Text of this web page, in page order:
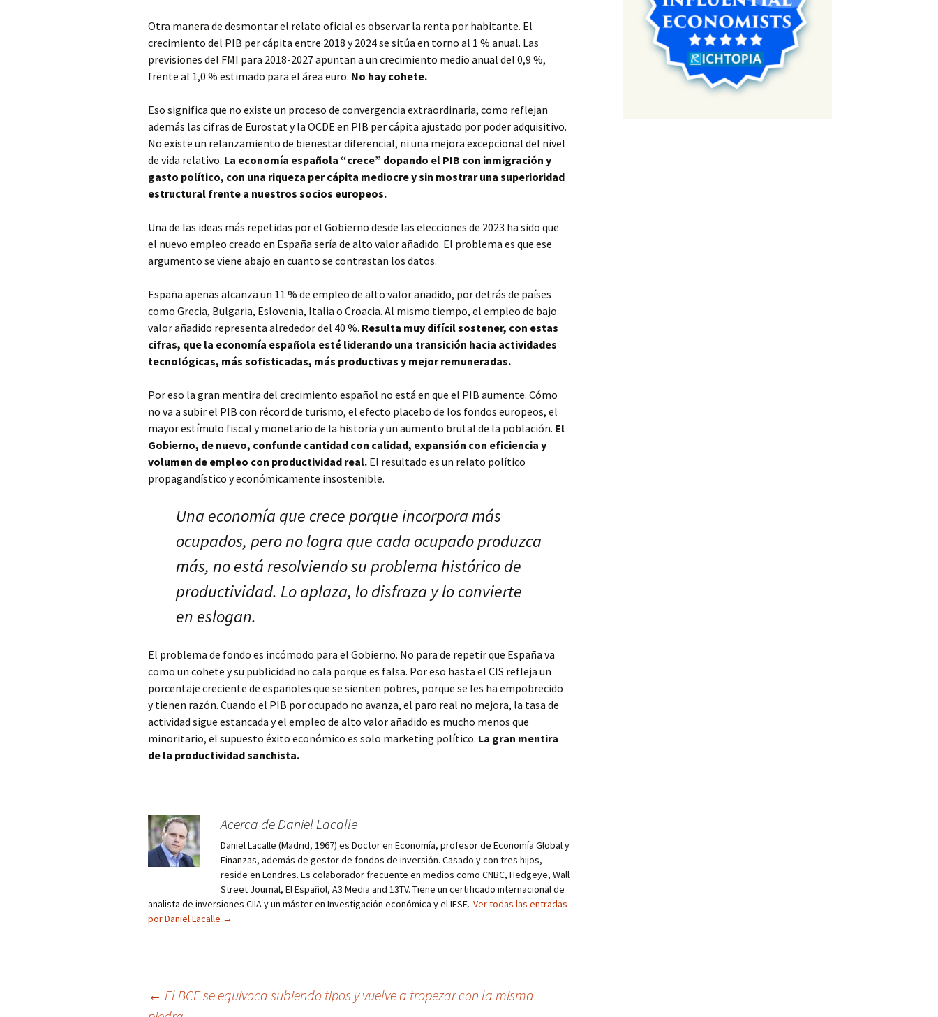
Otra manera de desmontar el relato oficial es observar la renta por habitante. El
crecimiento del PIB per cápita entre 2018 y 2024 se sitúa en torno al 1 % anual. Las
previsiones del FMI para 2018-2027 apuntan a un crecimiento medio anual del 0,9 %,
frente al 1,0 % estimado para el área euro. No hay cohete.
Eso significa que no existe un proceso de convergencia extraordinaria, como reflejan
además las cifras de Eurostat y la OCDE en PIB per cápita ajustado por poder adquisitivo.
No existe un relanzamiento de bienestar diferencial, ni una mejora excepcional del nivel
de vida relativo. La economía española “crece” dopando el PIB con inmigración y
gasto político, con una riqueza per cápita mediocre y sin mostrar una superioridad
estructural frente a nuestros socios europeos.
Una de las ideas más repetidas por el Gobierno desde las elecciones de 2023 ha sido que
el nuevo empleo creado en España sería de alto valor añadido. El problema es que ese
argumento se viene abajo en cuanto se contrastan los datos.
España apenas alcanza un 11 % de empleo de alto valor añadido, por detrás de países
como Grecia, Bulgaria, Eslovenia, Italia o Croacia. Al mismo tiempo, el empleo de bajo
valor añadido representa alrededor del 40 %. Resulta muy difícil sostener, con estas
cifras, que la economía española esté liderando una transición hacia actividades
tecnológicas, más sofisticadas, más productivas y mejor remuneradas.
Por eso la gran mentira del crecimiento español no está en que el PIB aumente. Cómo
no va a subir el PIB con récord de turismo, el efecto placebo de los fondos europeos, el
mayor estímulo fiscal y monetario de la historia y un aumento brutal de la población. El
Gobierno, de nuevo, confunde cantidad con calidad, expansión con eficiencia y
volumen de empleo con productividad real. El resultado es un relato político
propagandístico y económicamente insostenible.
Una economía que crece porque incorpora más
ocupados, pero no logra que cada ocupado produzca
más, no está resolviendo su problema histórico de
productividad. Lo aplaza, lo disfraza y lo convierte
en eslogan.
El problema de fondo es incómodo para el Gobierno. No para de repetir que España va
como un cohete y su publicidad no cala porque es falsa. Por eso hasta el CIS refleja un
porcentaje creciente de españoles que se sienten pobres, porque se les ha empobrecido
y tienen razón. Cuando el PIB por ocupado no avanza, el paro real no mejora, la tasa de
actividad sigue estancada y el empleo de alto valor añadido es mucho menos que
minoritario, el supuesto éxito económico es solo marketing político. La gran mentira
de la productividad sanchista.
Acerca de Daniel Lacalle
Daniel Lacalle (Madrid, 1967) es Doctor en Economía, profesor de Economía Global y
Finanzas, además de gestor de fondos de inversión. Casado y con tres hijos,
reside en Londres. Es colaborador frecuente en medios como CNBC, Hedgeye, Wall
Street Journal, El Español, A3 Media and 13TV. Tiene un certificado internacional de
analista de inversiones CIIA y un máster en Investigación económica y el IESE. Ver todas las entradas
por Daniel Lacalle →
← El BCE se equivoca subiendo tipos y vuelve a tropezar con la misma